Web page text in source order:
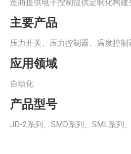
造商提供电子控制提供定制化构建
主要产品
压力开关、压力控制器、温度控制
应用领域
自动化
产品型号
JD-2系列、SMD系列、SML系列